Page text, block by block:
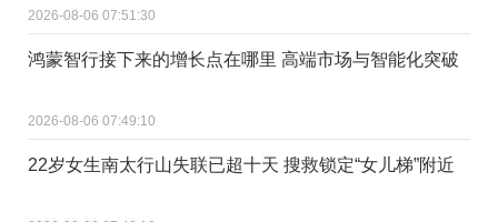
2026-08-06 07:51:30
鸿蒙智行接下来的增长点在哪里 高端市场与智能化突破
2026-08-06 07:49:10
22岁女生南太行山失联已超十天 搜救锁定“女儿梯”附近